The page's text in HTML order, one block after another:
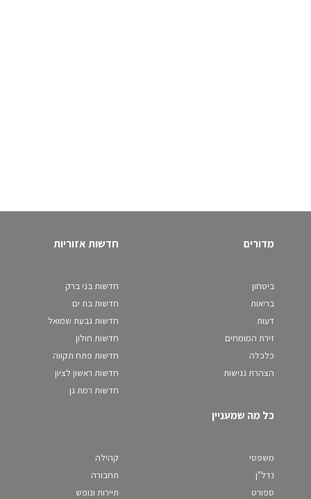
מדורים
ביטחון
בריאות
דעות
זירת המומחים
כלכלה
הצהרת נגישות
חדשות אזוריות
חדשות בני ברק
חדשות בת ים
חדשות גבעת שמואל
חדשות חולון
חדשות פתח תקווה
חדשות ראשון לציון
חדשות רמת גן
כל מה שמעניין
משפטי
נדל"ן
ספורט
קהילה
תחבורה
תיירות ונופש